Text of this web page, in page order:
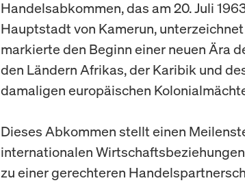
Handelsabkommen, das am 20. Juli
Hauptstadt von Kamerun,
markierte den Beginn einer neuen Ära
den Ländern Afrikas, der Karibik und
damaligen europäischen
Dieses Abkommen stellt einen
internationalen
zu einer gerechteren